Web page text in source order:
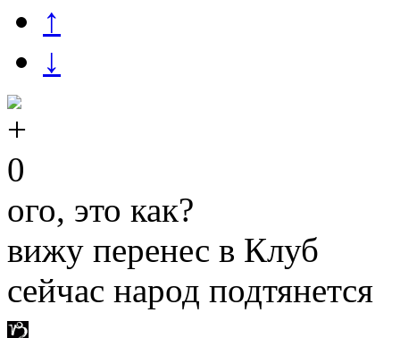
↑
↓
0
ого, это как?
вижу перенес в Клуб
сейчас народ подтянется